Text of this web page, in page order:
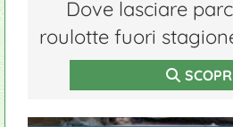
Dove lasciare
roulotte fuori